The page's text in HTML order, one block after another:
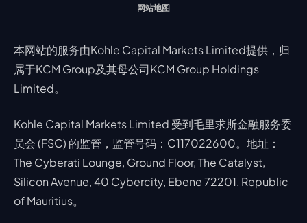
网站地图
本网站的服务由Kohle Capital Markets Limited提供，归
属于KCM Group及其母公司KCM Group Holdings
Limited。
Kohle Capital Markets Limited 受到毛里求斯金融服务委
员会 (FSC) 的监管，监管号码：C117022600。地址：
The Cyberati Lounge, Ground Floor, The Catalyst,
Silicon Avenue, 40 Cybercity, Ebene 72201, Republic
of Mauritius。